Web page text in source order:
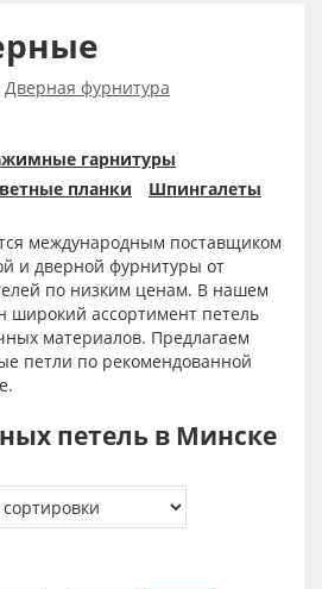
Дверная фурнитура
гарнитуры
планки Шпингалеты
международным поставщиком
и дверной фурнитуры от
по низким ценам. В нашем
широкий ассортимент петель
материалов. Предлагаем
петли по рекомендованной
петель в Минске